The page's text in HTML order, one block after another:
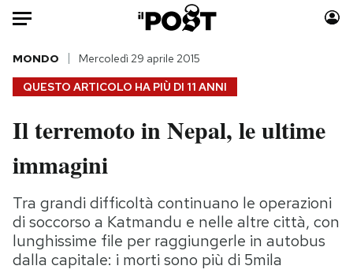
Auto
HOME
Italia
Politica
Tecnologia
Internet
Scienza
Cultura
Moda
Storie/Idee
Ok Boomer!
Media
Europa
QUESTO ARTICOLO HA PIÙ DI 11 ANNI
MONDO Mercoledì 29 aprile 2015
Il terremoto in Nepal, le ultime
immagini
Tra grandi difficoltà continuano le operazioni
di soccorso a Katmandu e nelle altre città, con
lunghissime file per raggiungerle in autobus
dalla capitale: i morti sono più di 5mila